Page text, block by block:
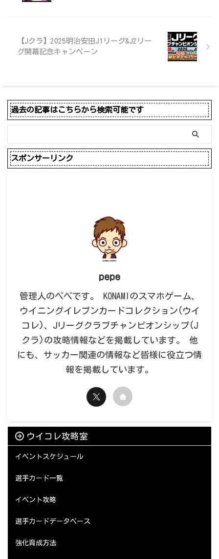
【Jクラ】2025明治安田J1リーグ&J2リー
グ開幕記念キャンペーン
過去の記事はこちらから検索可能です
スポンサーリンク
pepe
管理人のペペです。 KONAMIのスマホゲーム、
ウイニングイレブンカードコレクション(ウイ
コレ)、Jリーグクラブチャンピオンシップ(J
クラ)の攻略情報などを掲載しています。 他
にも、サッカー関連の情報など皆様に役立つ情
報を掲載しています。
ウイコレ攻略室
イベントスケジュール
選手カード一覧
イベント攻略
選手カードデータベース
強化育成方法